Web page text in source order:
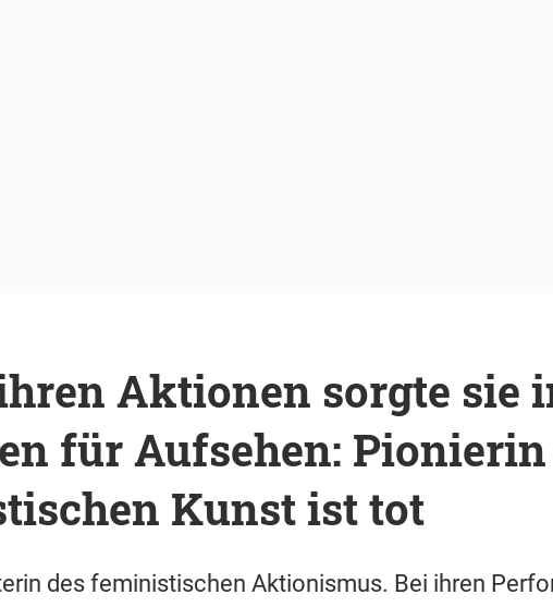
Aktionen sorgte sie
für Aufsehen:
Kunst ist tot
des feministischen Aktionismus. Bei ihren